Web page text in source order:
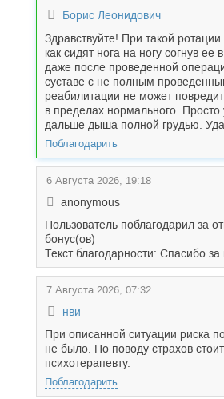
Борис Леонидович
Здравствуйте! При такой
как сидят нога на ногу согнув ее
даже после проведенной
суставе с не полным
реабилитации не может
в пределах нормального. Просто
дальше дыша полной грудью.
Поблагодарить
6 Августа 2026, 19:18
anonymous
Пользователь поблагодарил за
бонус(ов)
Текст благодарности: Спасибо за
7 Августа 2026, 07:32
нви
При описанной ситуации риска
не было. По поводу страхов
психотерапевту.
Поблагодарить